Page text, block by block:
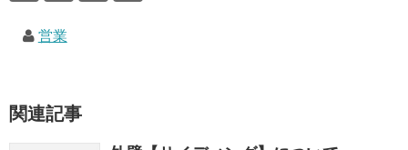
営業
関連記事